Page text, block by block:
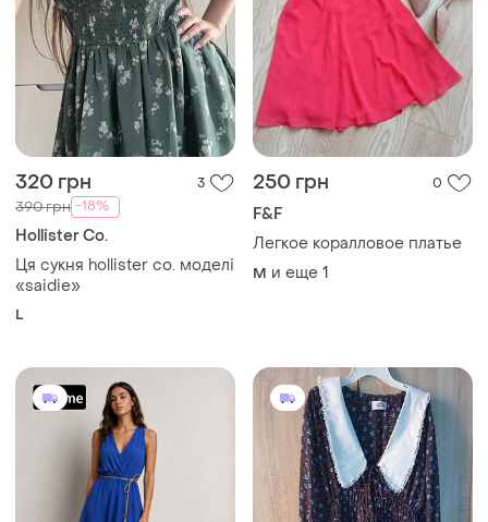
320 грн 3
390 грн -18%
Hollister Co.
Ця сукня hollister co. моделі
«saidie»
L
250 грн 0
F&F
Легкое коралловое платье
M и еще 1